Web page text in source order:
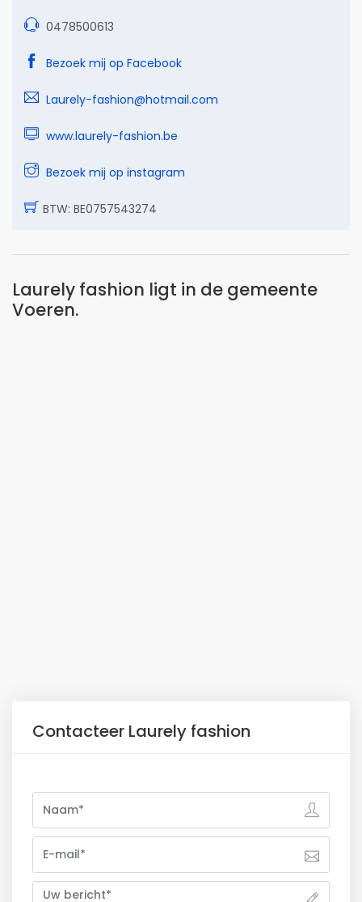
0478500613
Bezoek mij op Facebook
Laurely-fashion@hotmail.com
www.laurely-fashion.be
Bezoek mij op instagram
BTW: BE0757543274
Laurely fashion ligt in de gemeente
Voeren.
Contacteer Laurely fashion